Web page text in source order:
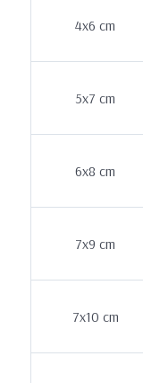
4x6 cm
5x7 cm
6x8 cm
7x9 cm
7x10 cm